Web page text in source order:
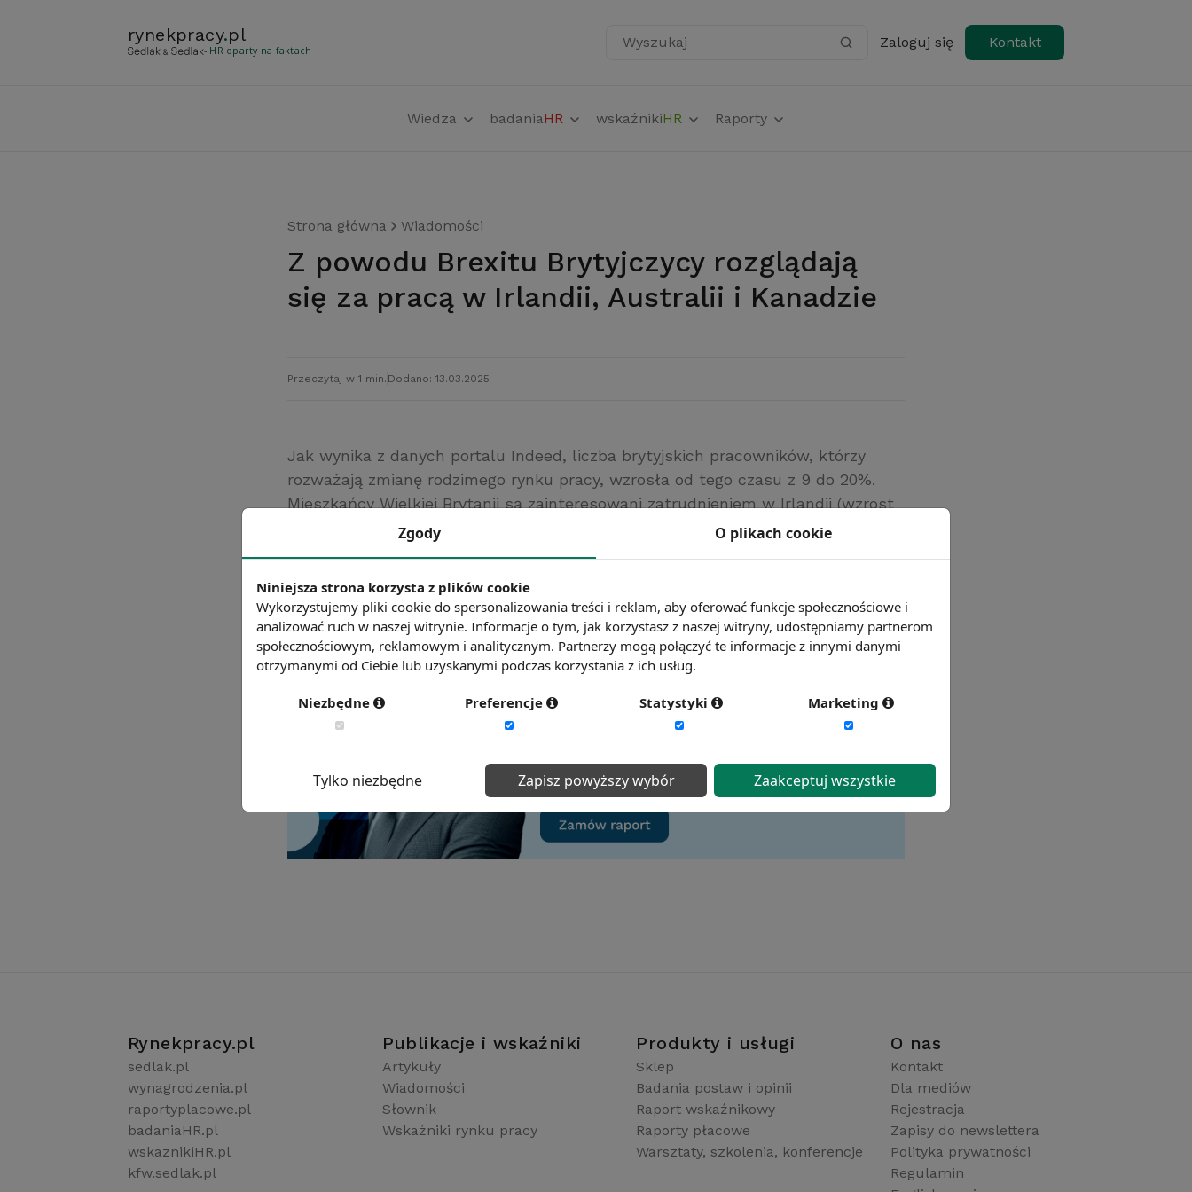
rynekpracy.pl
- HR oparty na faktach Wyszukaj Zaloguj się Kontakt
Wiedza badaniaHR wskaźnikiHR Raporty
Strona główna Wiadomości
Z powodu Brexitu Brytyjczycy rozglądają
się za pracą w Irlandii, Australii i Kanadzie
Przeczytaj w 1 min. Dodano: 13.03.2025
Jak wynika z danych portalu Indeed, liczba brytyjskich pracowników, którzy
rozważają zmianę rodzimego rynku pracy, wzrosła od tego czasu z 9 do 20%.
Mieszkańcy Wielkiej Brytanii są zainteresowani zatrudnieniem w Irlandii (wzrost
o 20%), Australii (13%), Kanadzie (10%) i w Niemczech (9%).
Chcesz wiedzieć więcej?Zobacz więcej wiadomości
Rynekpracy.pl
sedlak.pl
wynagrodzenia.pl
raportyplacowe.pl
badaniaHR.pl
wskaznikiHR.pl
kfw.sedlak.pl
Publikacje i wskaźniki
Artykuły
Wiadomości
Słownik
Wskaźniki rynku pracy
Produkty i usługi
Sklep
Badania postaw i opinii
Raport wskaźnikowy
Raporty płacowe
Warsztaty, szkolenia, konferencje
O nas
Kontakt
Dla mediów
Rejestracja
Zapisy do newslettera
Polityka prywatności
Regulamin
Zgody O plikach cookie
Niniejsza strona korzysta z plików cookie
Wykorzystujemy pliki cookie do spersonalizowania treści i reklam, aby oferować funkcje społecznościowe i
analizować ruch w naszej witrynie. Informacje o tym, jak korzystasz z naszej witryny, udostępniamy partnerom
społecznościowym, reklamowym i analitycznym. Partnerzy mogą połączyć te informacje z innymi danymi
otrzymanymi od Ciebie lub uzyskanymi podczas korzystania z ich usług.
Niezbędne Preferencje Statystyki Marketing
Tylko niezbędne Zapisz powyższy wybór Zaakceptuj wszystkie